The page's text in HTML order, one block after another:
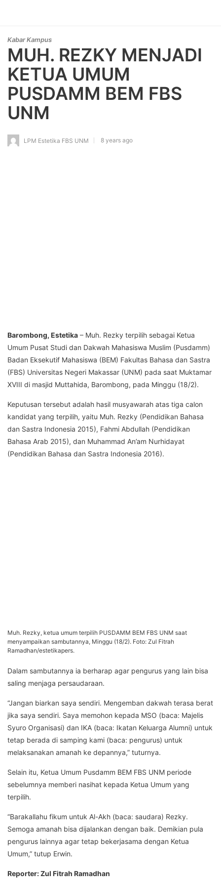
Kabar Kampus
MUH. REZKY MENJADI
KETUA UMUM
PUSDAMM BEM FBS
UNM
LPM Estetika FBS UNM 8 years ago
Barombong, Estetika – Muh. Rezky terpilih sebagai Ketua
Umum Pusat Studi dan Dakwah Mahasiswa Muslim (Pusdamm)
Badan Eksekutif Mahasiswa (BEM) Fakultas Bahasa dan Sastra
(FBS) Universitas Negeri Makassar (UNM) pada saat Muktamar
XVIII di masjid Muttahida, Barombong, pada Minggu (18/2).
Keputusan tersebut adalah hasil musyawarah atas tiga calon
kandidat yang terpilih, yaitu Muh. Rezky (Pendidikan Bahasa
dan Sastra Indonesia 2015), Fahmi Abdullah (Pendidikan
Bahasa Arab 2015), dan Muhammad An’am Nurhidayat
(Pendidikan Bahasa dan Sastra Indonesia 2016).
Muh. Rezky, ketua umum terpilih PUSDAMM BEM FBS UNM saat
menyampaikan sambutannya, Minggu (18/2). Foto: Zul Fitrah
Ramadhan/estetikapers.
Dalam sambutannya ia berharap agar pengurus yang lain bisa
saling menjaga persaudaraan.
“Jangan biarkan saya sendiri. Mengemban dakwah terasa berat
jika saya sendiri. Saya memohon kepada MSO (baca: Majelis
Syuro Organisasi) dan IKA (baca: Ikatan Keluarga Alumni) untuk
tetap berada di samping kami (baca: pengurus) untuk
melaksanakan amanah ke depannya,” tuturnya.
Selain itu, Ketua Umum Pusdamm BEM FBS UNM periode
sebelumnya memberi nasihat kepada Ketua Umum yang
terpilih.
“Barakallahu fikum untuk Al-Akh (baca: saudara) Rezky.
Semoga amanah bisa dijalankan dengan baik. Demikian pula
pengurus lainnya agar tetap bekerjasama dengan Ketua
Umum,” tutup Erwin.
Reporter: Zul Fitrah Ramadhan